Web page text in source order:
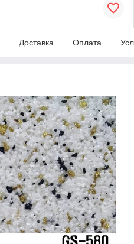
Доставка Оплата